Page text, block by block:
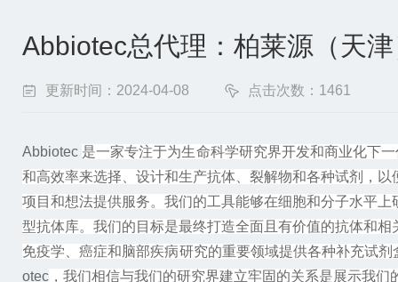
Abbiotec总代理：柏莱源（天
更新时间：2024-04-08 点击次数：1461
Abbiotec 是一家专注于为生命科学研究界开发和商业化下
和高效率来选择、设计和生产抗体、裂解物和各种试剂，
项目和想法提供服务。我们的工具能够在细胞和分子水平
型抗体库。我们的目标是最终打造全面且有价值的抗体和
免疫学、癌症和脑部疾病研究的重要领域提供各种补充试
otec ，我们相信与我们的研究界建立牢固的关系是展示我